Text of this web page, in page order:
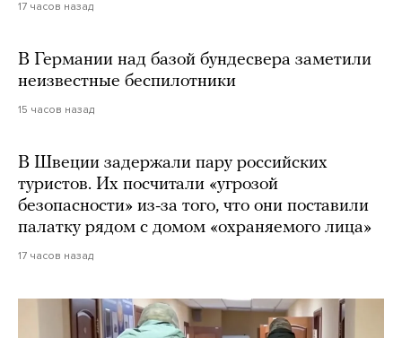
17 часов назад
В Германии над базой бундесвера заметили
неизвестные беспилотники
15 часов назад
В Швеции задержали пару российских
туристов. Их посчитали «угрозой
безопасности» из-за того, что они поставили
палатку рядом с домом «охраняемого лица»
17 часов назад